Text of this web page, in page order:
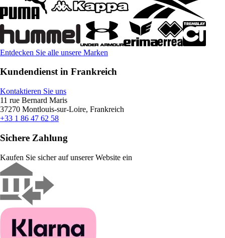
Entdecken Sie alle unsere Marken
Kundendienst in Frankreich
Kontaktieren Sie uns
11 rue Bernard Maris
37270 Montlouis-sur-Loire, Frankreich
+33 1 86 47 62 58
Sichere Zahlung
Kaufen Sie sicher auf unserer Website ein